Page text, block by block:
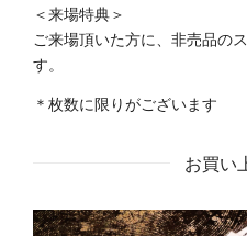
＜来場特典＞
ご来場頂いた方に、非売品の
す。
＊枚数に限りがございます
お買い